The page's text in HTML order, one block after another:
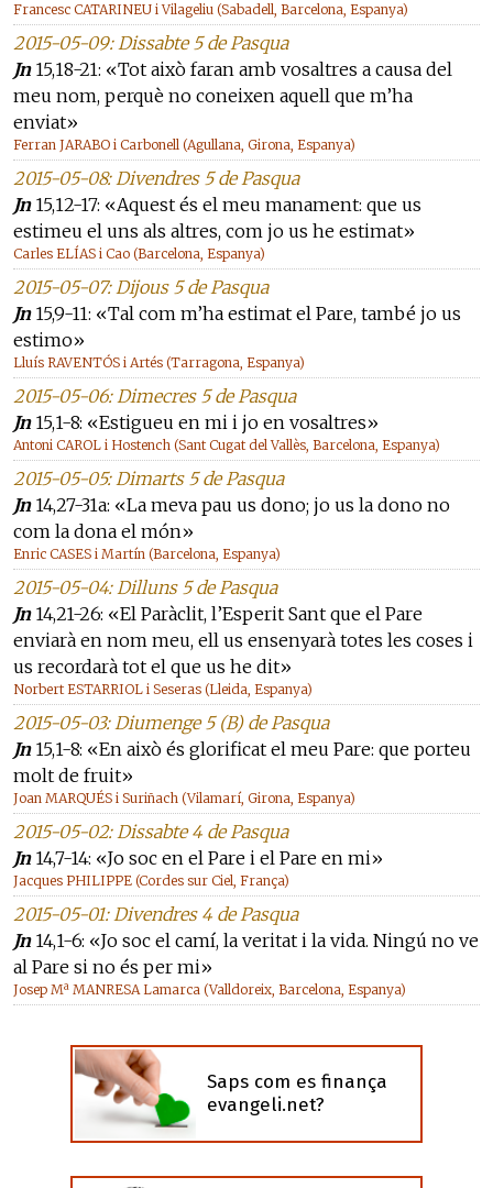
Francesc CATARINEU i Vilageliu (Sabadell, Barcelona, Espanya)
2015-05-09: Dissabte 5 de Pasqua
Jn15,18-21: «Tot això faran amb vosaltres a causa del
meu nom, perquè no coneixen aquell que m’ha
enviat»
Ferran JARABO i Carbonell (Agullana, Girona, Espanya)
2015-05-08: Divendres 5 de Pasqua
Jn15,12-17: «Aquest és el meu manament: que us
estimeu el uns als altres, com jo us he estimat»
Carles ELÍAS i Cao (Barcelona, Espanya)
2015-05-07: Dijous 5 de Pasqua
Jn15,9-11: «Tal com m’ha estimat el Pare, també jo us
estimo»
Lluís RAVENTÓS i Artés (Tarragona, Espanya)
2015-05-06: Dimecres 5 de Pasqua
Jn15,1-8: «Estigueu en mi i jo en vosaltres»
Antoni CAROL i Hostench (Sant Cugat del Vallès, Barcelona, Espanya)
2015-05-05: Dimarts 5 de Pasqua
Jn14,27-31a: «La meva pau us dono; jo us la dono no
com la dona el món»
Enric CASES i Martín (Barcelona, Espanya)
2015-05-04: Dilluns 5 de Pasqua
Jn14,21-26: «El Paràclit, l’Esperit Sant que el Pare
enviarà en nom meu, ell us ensenyarà totes les coses i
us recordarà tot el que us he dit»
Norbert ESTARRIOL i Seseras (Lleida, Espanya)
2015-05-03: Diumenge 5 (B) de Pasqua
Jn15,1-8: «En això és glorificat el meu Pare: que porteu
molt de fruit»
Joan MARQUÉS i Suriñach (Vilamarí, Girona, Espanya)
2015-05-02: Dissabte 4 de Pasqua
Jn14,7-14: «Jo soc en el Pare i el Pare en mi»
Jacques PHILIPPE (Cordes sur Ciel, França)
2015-05-01: Divendres 4 de Pasqua
Jn14,1-6: «Jo soc el camí, la veritat i la vida. Ningú no ve
al Pare si no és per mi»
Josep Mª MANRESA Lamarca (Valldoreix, Barcelona, Espanya)
Saps com es finança
evangeli.net?